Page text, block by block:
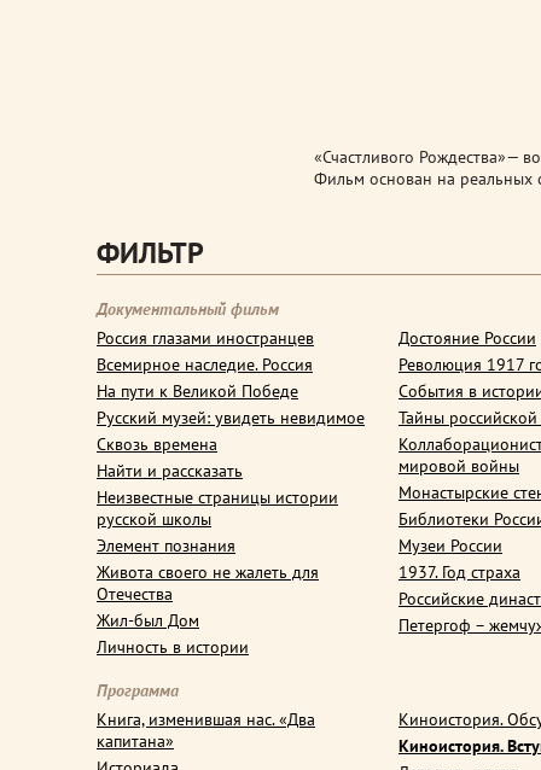
«Счастливого Рождества»—
Фильм основан на
ФИЛЬТР
Документальный фильм
Россия глазами иностранцев
Всемирное наследие. Россия
На пути к Великой Победе
Русский музей: увидеть невидимое
Сквозь времена
Найти и рассказать
Неизвестные страницы истории
русской школы
Элемент познания
Живота своего не жалеть для
Отечества
Жил-был Дом
Личность в истории
Достояние России
Революция 1917
События в
Тайны
мировой войны
Монастырские
Библиотеки
Музеи России
1937. Год страха
Российские
Петергоф –
Программа
Книга, изменившая нас. «Два
капитана»
Киноистория.
Киноистория.